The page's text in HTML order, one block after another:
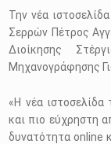
Την νέα
Σερρών Πέτρος
Διοίκησης
Μηχανογράφησης
«Η νέα ιστοσελίδα
και πιο εύχρηστη
δυνατότητα online